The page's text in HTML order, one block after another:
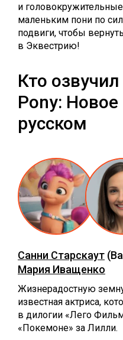
и
маленьким пони по
подвиги, чтобы
в Эквестрию!
Кто
Pony:
русском
Санни Старскаут
Мария Иващенко
Жизнерадостную
известная актриса,
в дилогии «Лего
«Покемоне» за Лилли.